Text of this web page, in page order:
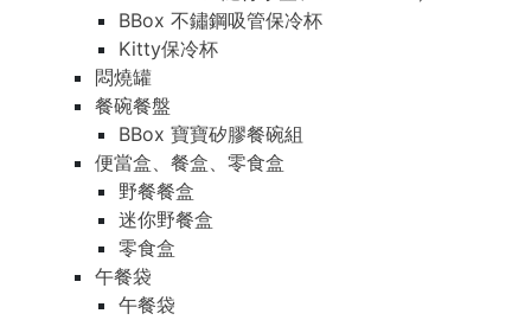
BBox 不鏽鋼吸管保冷杯
Kitty保冷杯
悶燒罐
餐碗餐盤
BBox 寶寶矽膠餐碗組
便當盒、餐盒、零食盒
野餐餐盒
迷你野餐盒
零食盒
午餐袋
午餐袋